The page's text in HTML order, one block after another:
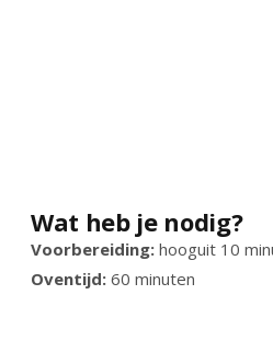
Wat heb je nodig?
Voorbereiding: hooguit 10
Oventijd: 60 minuten